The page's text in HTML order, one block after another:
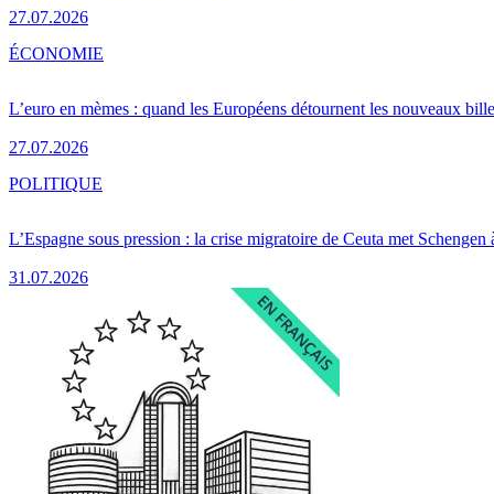
27.07.2026
L’euro en mèmes : quand les Européens détournent les nouveaux
27.07.2026
ÉCONOMIE
L’Espagne sous pression : la crise migratoire de Ceuta met Schengen
31.07.2026
POLITIQUE